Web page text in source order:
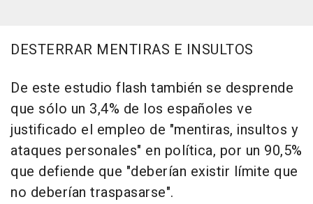
DESTERRAR MENTIRAS E INSULTOS
De este estudio flash también se desprende
que sólo un 3,4% de los españoles ve
justificado el empleo de "mentiras, insultos y
ataques personales" en política, por un 90,5%
que defiende que "deberían existir límite que
no deberían traspasarse".